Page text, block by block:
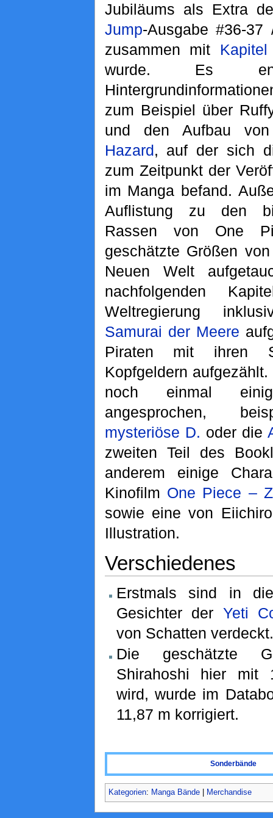
Jubiläums als Extra
Jump-Ausgabe #36-
zusammen mit
wurde. Es
zum Beispiel über
und den Aufbau
Hazard, auf der sich
zum Zeitpunkt der
im Manga befand.
Auflistung zu den
Rassen von One
geschätzte Größen
Neuen Welt
nachfolgenden
Weltregierung
Samurai der Meere
Piraten mit ihren
Kopfgeldern
noch einmal
angesprochen,
mysteriöse D. oder die
zweiten Teil des
anderem einige
Kinofilm One Piece – Z
sowie eine von
Illustration.
Verschiedenes
Erstmals sind in
Gesichter der Yeti
von Schatten verdeckt.
Die geschätzte
Shirahoshi hier mit
wird, wurde im
11,87 m korrigiert.
Sonderbände
Kategorien: Manga Bände| Merchandise